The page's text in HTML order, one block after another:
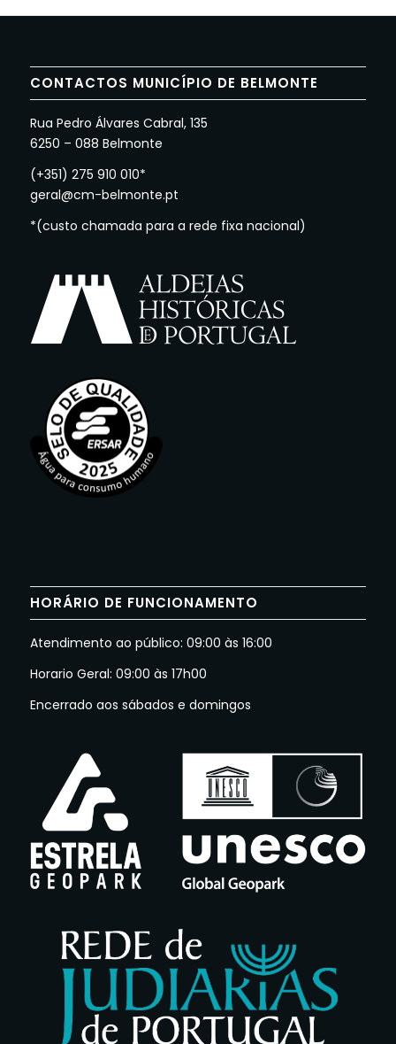
CONTACTOS MUNICÍPIO DE BELMONTE
Rua Pedro Álvares Cabral, 135
6250 – 088 Belmonte
(+351) 275 910 010*
geral@cm-belmonte.pt
*(custo chamada para a rede fixa nacional)
HORÁRIO DE FUNCIONAMENTO
Atendimento ao público: 09:00 às 16:00
Horario Geral: 09:00 às 17h00
Encerrado aos sábados e domingos